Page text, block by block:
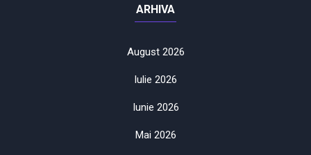
ARHIVA
August 2026
Iulie 2026
Iunie 2026
Mai 2026